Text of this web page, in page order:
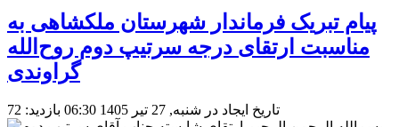
پیام تبریک فرماندار شهرستان ملکشاهی به
مناسبت ارتقای درجه سرتیپ دوم روح‌الله
گراوندی
تاریخ ایجاد در شنبه, 27 تیر 1405 06:30 بازدید: 72